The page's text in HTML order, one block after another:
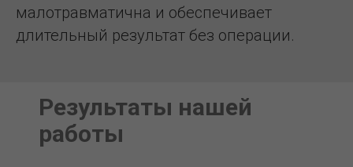
малотравматична и обеспечивает
длительный результат без операции.
Результаты нашей
работы